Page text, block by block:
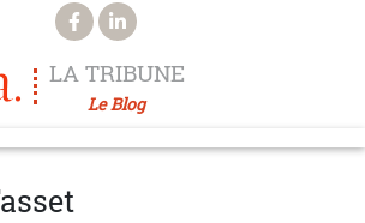
LA TRIBUNE
Le Blog